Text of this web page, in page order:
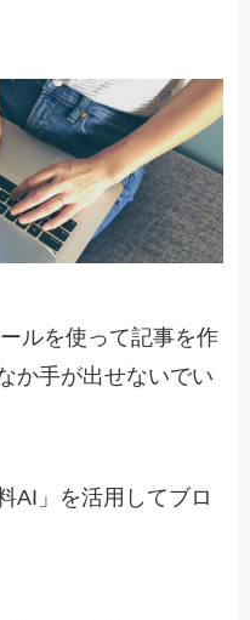
ルを使って記事を作
か手が出せないでい
AI」を活用してブロ